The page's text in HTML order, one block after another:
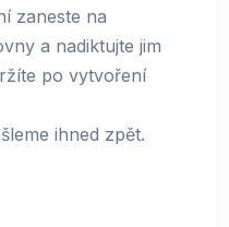
zaneste na
a nadiktujte jim
po vytvoření
ihned zpět.